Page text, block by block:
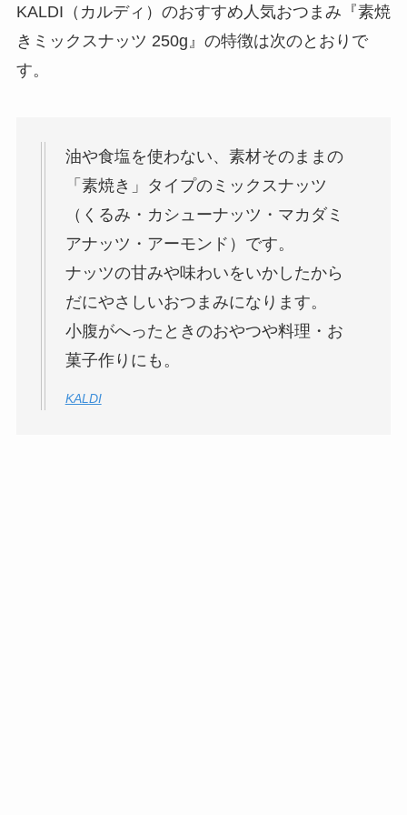
KALDI（カルディ）のおすすめ人気おつまみ『素焼
きミックスナッツ 250g』の特徴は次のとおりで
す。
油や食塩を使わない、素材そのままの
「素焼き」タイプのミックスナッツ
（くるみ・カシューナッツ・マカダミ
アナッツ・アーモンド）です。
ナッツの甘みや味わいをいかしたから
だにやさしいおつまみになります。
小腹がへったときのおやつや料理・お
菓子作りにも。
KALDI